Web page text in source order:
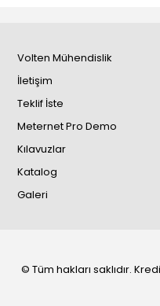
Volten Mühendislik
İletişim
Teklif İste
Meternet Pro Demo
Kılavuzlar
Katalog
Galeri
© Tüm hakları saklıdır.